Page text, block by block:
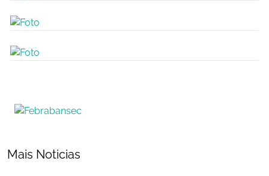
Mais Noticias